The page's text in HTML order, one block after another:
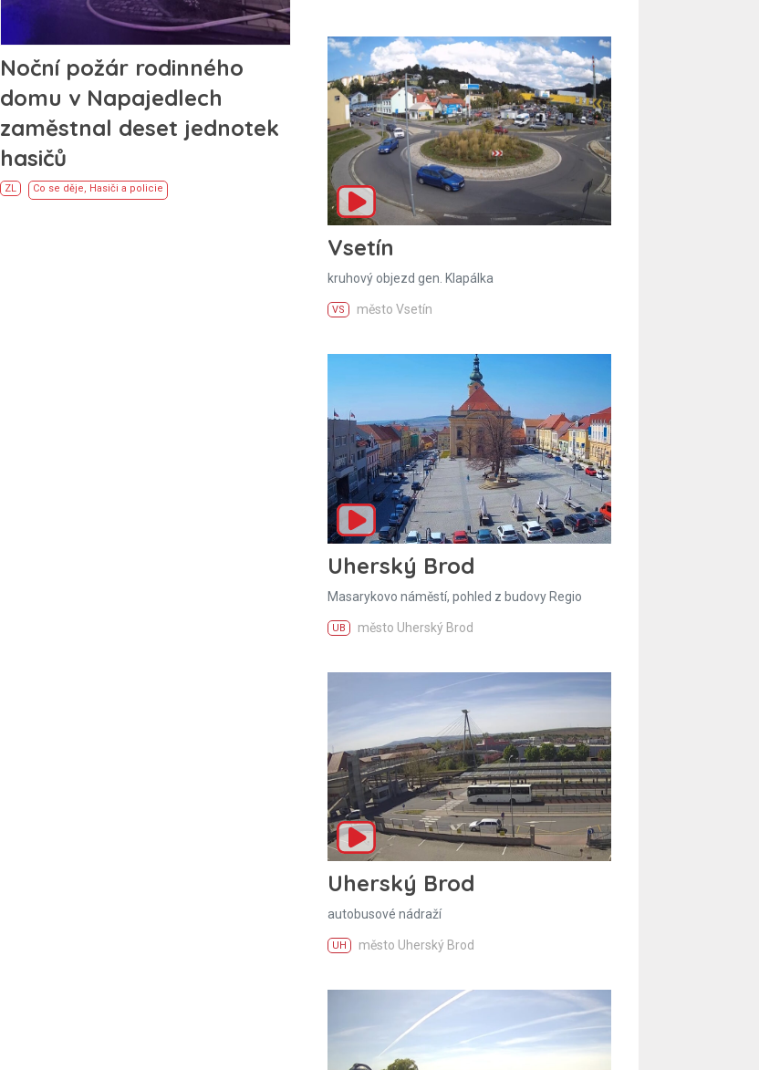
Noční požár rodinného
domu v Napajedlech
zaměstnal deset jednotek
hasičů
ZL Co se děje, Hasiči a policie
Vsetín
kruhový objezd gen. Klapálka
VS město Vsetín
Uherský Brod
Masarykovo náměstí, pohled z budovy Regio
UB město Uherský Brod
Uherský Brod
autobusové nádraží
UH město Uherský Brod